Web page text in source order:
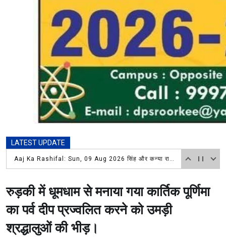
LATEST UPDATE
Aaj Ka Rashifal: Sun, 09 Aug 2026 सिंह और कन्या राशिवालों को करियर में मिलेगी सफलता, नई जिम्मेदारियां बढ़ाएंगी मान-सम्मान आचार्य पंडित कैलाश चंद शास्त्री 9719598850
रुड़की में धूमधाम से मनाया गया कार्तिक पूर्णिमा
का पर्व दीप प्रज्वलित करने को उमड़ी
श्रद्धालुओं की भीड़।